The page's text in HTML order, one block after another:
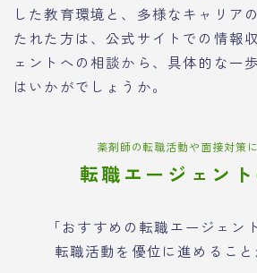
した教育環境と、多様なキャリア
たれた方は、公式サイトでの情報
ェントへの相談から、具体的な一
はいかがでしょうか。
薬剤師の転職活動や面接対策
転職エージェン
「おすすめの転職エージェン
転職活動を優位に進めること